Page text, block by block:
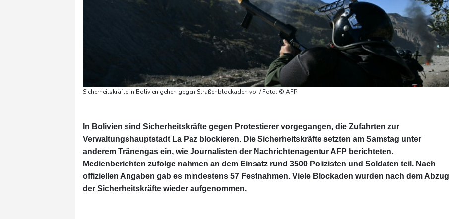
Sicherheitskräfte in Bolivien gehen gegen Straßenblockaden vor / Foto: © AFP
In Bolivien sind Sicherheitskräfte gegen Protestierer vorgegangen, die Zufahrten zur
Verwaltungshauptstadt La Paz blockieren. Die Sicherheitskräfte setzten am Samstag unter
anderem Tränengas ein, wie Journalisten der Nachrichtenagentur AFP berichteten.
Medienberichten zufolge nahmen an dem Einsatz rund 3500 Polizisten und Soldaten teil. Nach
offiziellen Angaben gab es mindestens 57 Festnahmen. Viele Blockaden wurden nach dem Abzug
der Sicherheitskräfte wieder aufgenommen.